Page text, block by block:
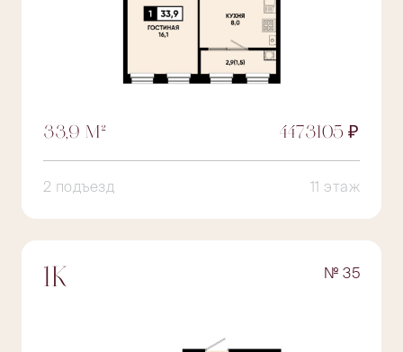
33,9 М² 4473105 ₽
2 подъезд 11 этаж
1К № 35